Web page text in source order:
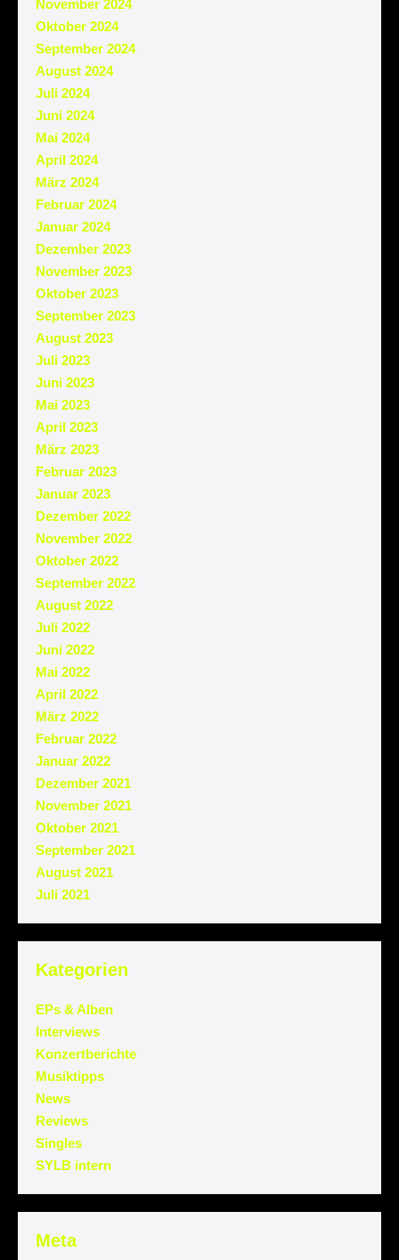
November 2024
Oktober 2024
September 2024
August 2024
Juli 2024
Juni 2024
Mai 2024
April 2024
März 2024
Februar 2024
Januar 2024
Dezember 2023
November 2023
Oktober 2023
September 2023
August 2023
Juli 2023
Juni 2023
Mai 2023
April 2023
März 2023
Februar 2023
Januar 2023
Dezember 2022
November 2022
Oktober 2022
September 2022
August 2022
Juli 2022
Juni 2022
Mai 2022
April 2022
März 2022
Februar 2022
Januar 2022
Dezember 2021
November 2021
Oktober 2021
September 2021
August 2021
Juli 2021
Kategorien
EPs & Alben
Interviews
Konzertberichte
Musiktipps
News
Reviews
Singles
SYLB intern
Meta